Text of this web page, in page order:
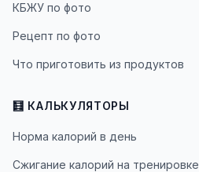
КБЖУ по фото
Рецепт по фото
Что приготовить из продуктов
🧮 КАЛЬКУЛЯТОРЫ
Норма калорий в день
Сжигание калорий на тренировке